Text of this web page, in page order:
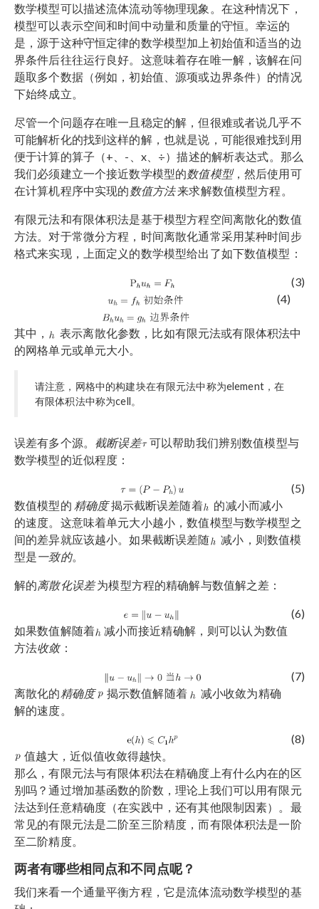
数学模型可以描述流体流动等物理现象。在这种情况下，
模型可以表示空间和时间中动量和质量的守恒。幸运的
是，源于这种守恒定律的数学模型加上初始值和适当的边
界条件后往往运行良好。这意味着存在唯一解，该解在问
题取多个数据（例如，初始值、源项或边界条件）的情况
下始终成立。
尽管一个问题存在唯一且稳定的解，但很难或者说几乎不
可能解析化的找到这样的解，也就是说，可能很难找到用
便于计算的算子（+、-、x、÷）描述的解析表达式。那么
我们必须建立一个接近数学模型的数值模型，然后使用可
在计算机程序中实现的数值方法来求解数值模型方程。
有限元法和有限体积法是基于模型方程空间离散化的数值
方法。对于常微分方程，时间离散化通常采用某种时间步
格式来实现，上面定义的数学模型给出了如下数值模型：
(3)
(4)
其中，
表示离散化参数，比如有限元法或有限体积法中
的网格单元或单元大小。
请注意，网格中的构建块在有限元法中称为element，在
有限体积法中称为cell。
误差有多个源。 截断误差
可以帮助我们辨别数值模型与
数学模型的近似程度：
(5)
数值模型的 精确度揭示截断误差随着
的减小而减小
的速度。这意味着单元大小越小，数值模型与数学模型之
间的差异就应该越小。如果截断误差随
减小，则数值模
型是一致的。
解的离散化误差为模型方程的精确解与数值解之差：
(6)
如果数值解随着
减小而接近精确解，则可以认为数值
方法收敛：
(7)
离散化的 精确度 揭示数值解随着
减小收敛为精确
解的速度。
(8)
值越大，近似值收敛得越快。
那么，有限元法与有限体积法在精确度上有什么内在的区
别吗？通过增加基函数的阶数，理论上我们可以用有限元
法达到任意精确度（在实践中，还有其他限制因素）。最
常见的有限元法是二阶至三阶精度，而有限体积法是一阶
至二阶精度。
两者有哪些相同点和不同点呢？
我们来看一个通量平衡方程，它是流体流动数学模型的基